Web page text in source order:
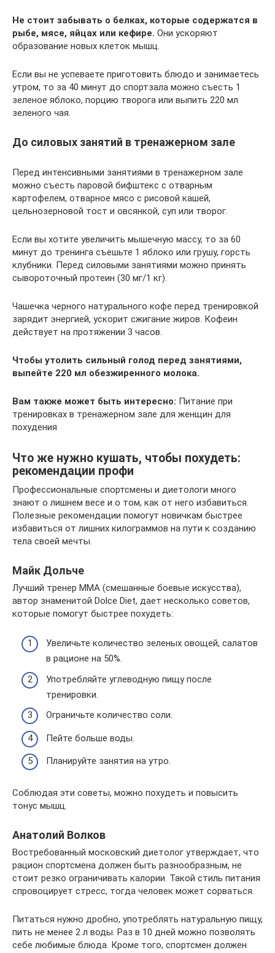
Не стоит забывать о белках, которые содержатся в
рыбе, мясе, яйцах или кефире. Они ускоряют
образование новых клеток мышц.
Если вы не успеваете приготовить блюдо и занимаетесь
утром, то за 40 минут до спортзала можно съесть 1
зеленое яблоко, порцию творога или выпить 220 мл
зеленого чая.
До силовых занятий в тренажерном зале
Перед интенсивными занятиями в тренажерном зале
можно съесть паровой бифштекс с отварным
картофелем, отварное мясо с рисовой кашей,
цельнозерновой тост и овсянкой, суп или творог.
Если вы хотите увеличить мышечную массу, то за 60
минут до тренинга съешьте 1 яблоко или грушу, горсть
клубники. Перед силовыми занятиями можно принять
сывороточный протеин (30 мг/1 кг).
Чашечка черного натурального кофе перед тренировкой
зарядит энергией, ускорит сжигание жиров. Кофеин
действует на протяжении 3 часов.
Чтобы утолить сильный голод перед занятиями,
выпейте 220 мл обезжиренного молока.
Вам также может быть интересно: Питание при
тренировках в тренажерном зале для женщин для
похудения
Что же нужно кушать, чтобы похудеть:
рекомендации профи
Профессиональные спортсмены и диетологи много
знают о лишнем весе и о том, как от него избавиться.
Полезные рекомендации помогут новичкам быстрее
избавиться от лишних килограммов на пути к созданию
тела своей мечты.
Майк Дольче
Лучший тренер ММА (смешанные боевые искусства),
автор знаменитой Dolce Diet, дает несколько советов,
которые помогут быстрее похудеть:
Увеличьте количество зеленых овощей, салатов
в рационе на 50%.
Употребляйте углеводную пищу после
тренировки.
Ограничьте количество соли.
Пейте больше воды.
Планируйте занятия на утро.
Соблюдая эти советы, можно похудеть и повысить
тонус мышц.
Анатолий Волков
Востребованный московский диетолог утверждает, что
рацион спортсмена должен быть разнообразным, не
стоит резко ограничивать калории. Такой стиль питания
спровоцирует стресс, тогда человек может сорваться.
Питаться нужно дробно, употреблять натуральную пищу,
пить не менее 2 л воды. Раз в 10 дней можно позволять
себе любимые блюда. Кроме того, спортсмен должен